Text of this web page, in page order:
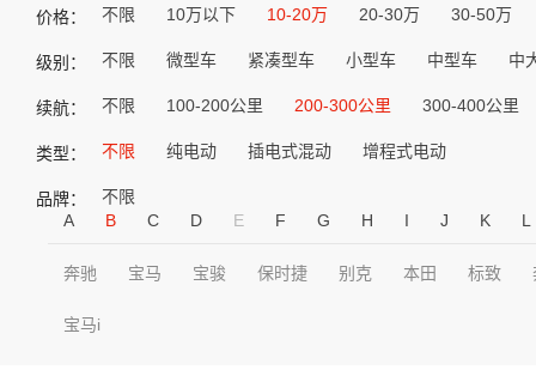
价格： 不限 10万以下 10-20万 20-30万 30-50万
级别： 不限 微型车 紧凑型车 小型车 中型车 中
续航： 不限 100-200公里 200-300公里 300-400公里
类型： 不限 纯电动 插电式混动 增程式电动
品牌：
不限
A
B C D E F G H I J K L
奔驰 宝马 宝骏 保时捷 别克 本田 标致
宝马i